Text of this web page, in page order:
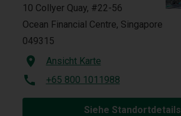
10 Collyer Quay, #22-56
Ocean Financial Centre, Singapore
049315
Ansicht Karte
+65 800 1011988
Siehe Standortdetails